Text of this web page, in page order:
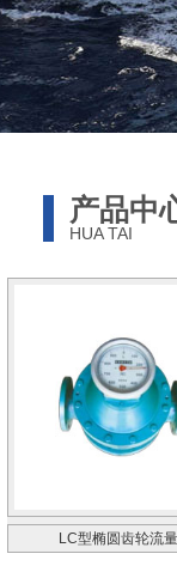
产品中
HUA TAI
LC型椭圆齿轮流